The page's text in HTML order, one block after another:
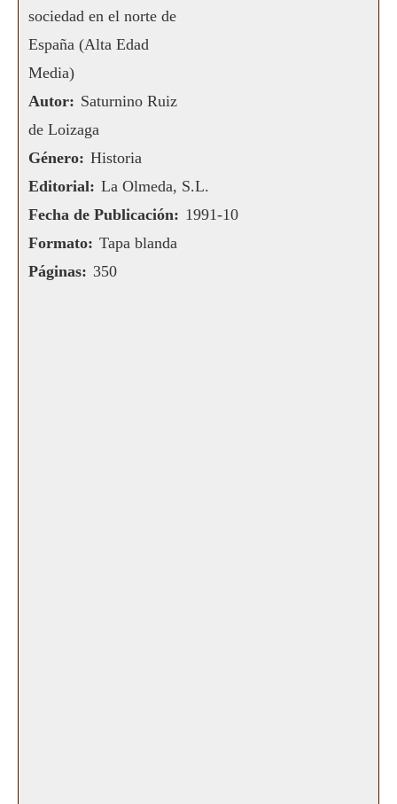
sociedad en el norte de
España (Alta Edad
Media)
Autor: Saturnino Ruiz
de Loizaga
Género: Historia
Editorial: La Olmeda, S.L.
Fecha de Publicación: 1991-10
Formato: Tapa blanda
Páginas: 350